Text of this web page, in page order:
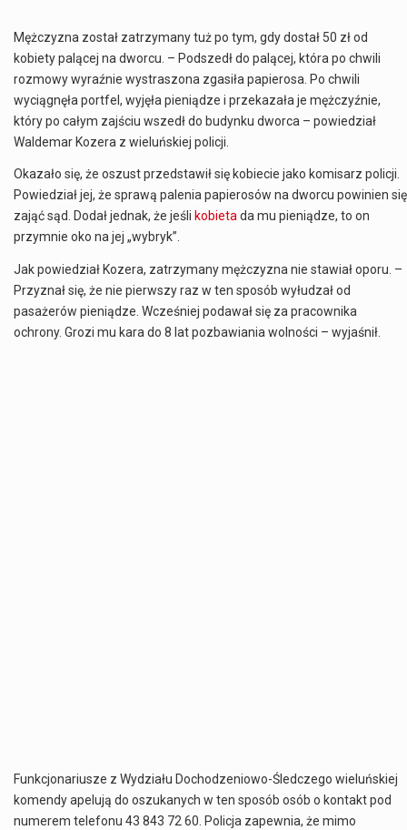
Mężczyzna został zatrzymany tuż po tym, gdy dostał 50 zł od
kobiety palącej na dworcu. – Podszedł do palącej, która po chwili
rozmowy wyraźnie wystraszona zgasiła papierosa. Po chwili
wyciągnęła portfel, wyjęła pieniądze i przekazała je mężczyźnie,
który po całym zajściu wszedł do budynku dworca – powiedział
Waldemar Kozera z wieluńskiej policji.
Okazało się, że oszust przedstawił się kobiecie jako komisarz policji.
Powiedział jej, że sprawą palenia papierosów na dworcu powinien się
zająć sąd. Dodał jednak, że jeśli kobietada mu pieniądze, to on
przymnie oko na jej „wybryk”.
Jak powiedział Kozera, zatrzymany mężczyzna nie stawiał oporu. –
Przyznał się, że nie pierwszy raz w ten sposób wyłudzał od
pasażerów pieniądze. Wcześniej podawał się za pracownika
ochrony. Grozi mu kara do 8 lat pozbawiania wolności – wyjaśnił.
Funkcjonariusze z Wydziału Dochodzeniowo-Śledczego wieluńskiej
komendy apelują do oszukanych w ten sposób osób o kontakt pod
numerem telefonu 43 843 72 60. Policja zapewnia, że mimo